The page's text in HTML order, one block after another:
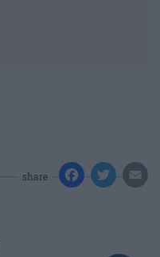
share